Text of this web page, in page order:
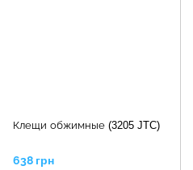
Клещи обжимные (3205 JTC)
638 грн